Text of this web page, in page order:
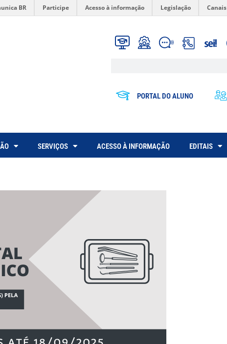
BR Participe Acesso à informação Legislação Canais
PORTAL DO ALUNO
SERVIÇOS ACESSO À INFORMAÇÃO EDITAIS